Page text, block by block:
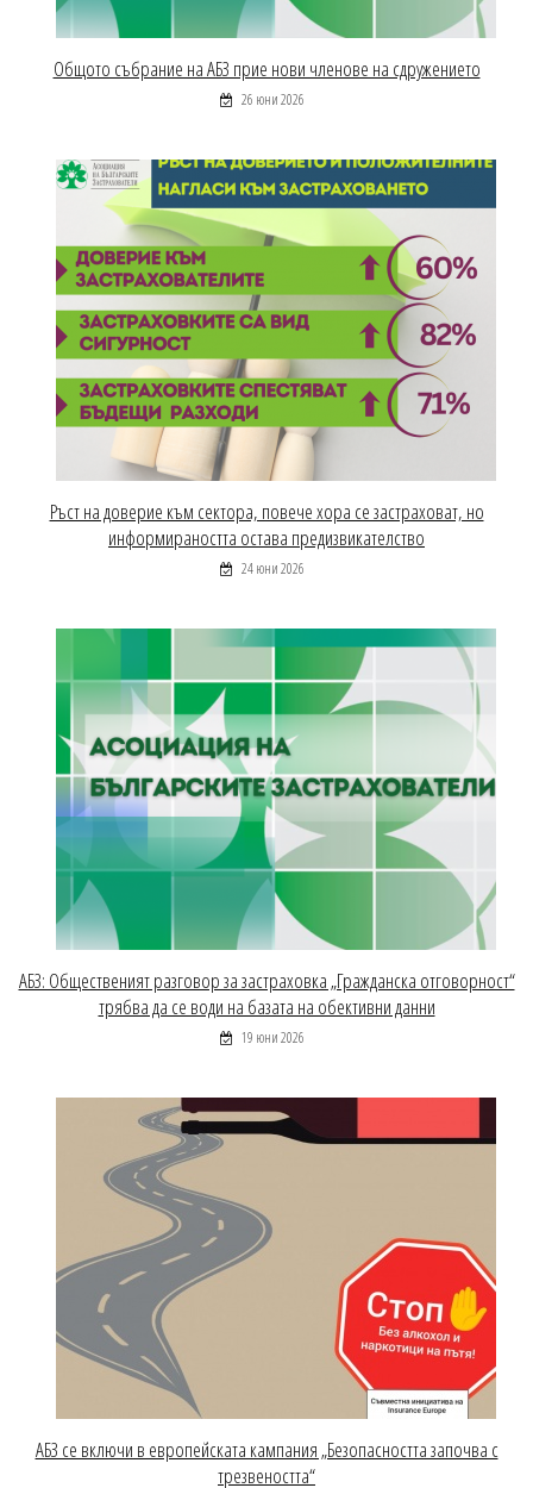
Общото събрание на АБЗ прие нови членове на сдружението
26 юни 2026
Ръст на доверие към сектора, повече хора се застраховат, но
информираността остава предизвикателство
24 юни 2026
АБЗ: Общественият разговор за застраховка „Гражданска отговорност“
трябва да се води на базата на обективни данни
19 юни 2026
АБЗ се включи в европейската кампания „Безопасността започва с
трезвеността“